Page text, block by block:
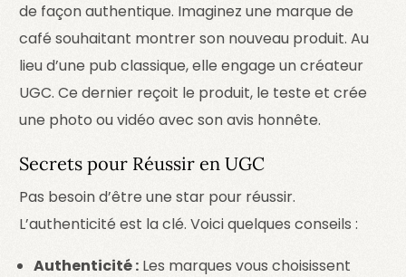
de façon authentique. Imaginez une marque de
café souhaitant montrer son nouveau produit. Au
lieu d’une pub classique, elle engage un créateur
UGC. Ce dernier reçoit le produit, le teste et crée
une photo ou vidéo avec son avis honnête.
Secrets pour Réussir en UGC
Pas besoin d’être une star pour réussir.
L’authenticité est la clé. Voici quelques conseils :
Authenticité : Les marques vous choisissent